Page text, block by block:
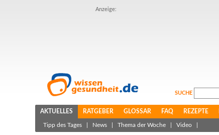
Anzeige:
SUCHE
AKTUELLES RATGEBER GLOSSAR FAQ REZEPTE
Tipp des Tages News Thema der Woche Video